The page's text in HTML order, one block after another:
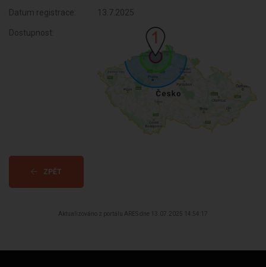
Datum registrace: 13.7.2025
Dostupnost:
ZPĚT
Aktualizováno z portálu ARES dne 13.07.2025 14:54:17